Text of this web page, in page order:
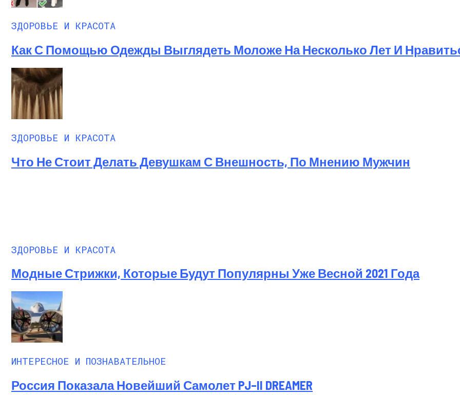
ЗДОРОВЬЕ И КРАСОТА
Как С Помощью Одежды Выглядеть Моложе На Несколько Лет И
ЗДОРОВЬЕ И КРАСОТА
Что Не Стоит Делать Девушкам С Внешность, По Мнению Мужчин
ЗДОРОВЬЕ И КРАСОТА
Модные Стрижки, Которые Будут Популярны Уже Весной 2021 Года
ИНТЕРЕСНОЕ И ПОЗНАВАТЕЛЬНОЕ
Россия Показала Новейший Самолет PJ–II DREAMER